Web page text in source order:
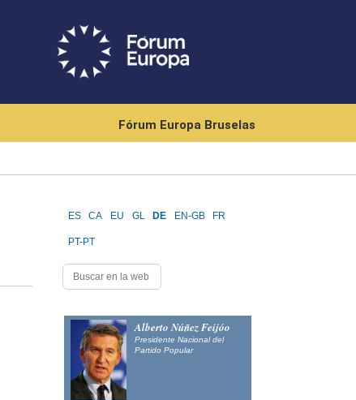
Fórum Europa Bruselas
ES CA EU GL DE EN-GB FR
PT-PT
Alberto Núñez Feijóo
Presidente Nacional del
Partido Popular